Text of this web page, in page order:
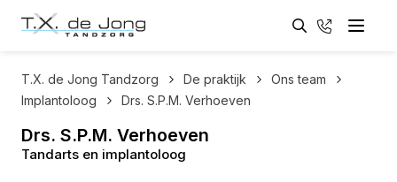
Menu
Zoeken 033 -
T.X. de Jong Tandzorg De praktijk
Ons team
Implantoloog
Drs. S.P.M. Verhoeven
Drs. S.P.M. Verhoeven
Tandarts en implantoloog